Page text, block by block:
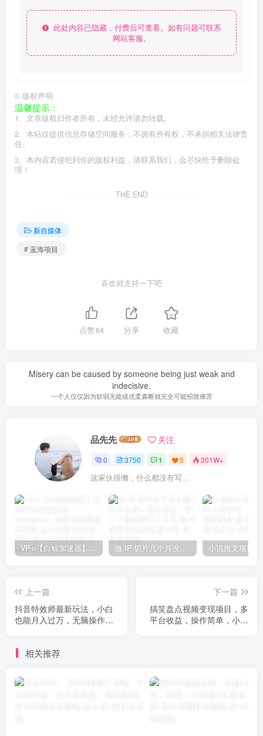
此处内容已隐藏，付费后可查看。如有问题可联系
网站客服。
© 版权声明
温馨提示：
1、文章版权归作者所有，未经允许请勿转载。
2、本站仅提供信息存储空间服务，不拥有所有权，不承担相关法律责
任。
3、本内容若侵犯到你的版权利益，请联系我们，会尽快给予删除处
理！
THE END
新自媒体
# 蓝海项目
喜欢就支持一下吧
点赞64 分享 收藏
Misery can be caused by someone being just weak and
indecisive.
一个人仅仅因为软弱无能或优柔寡断就完全可能招致痛苦
品先先 关注
0 3750 1 5 201W+
这家伙很懒，什么都没有写...
VP-n【白鲸加速器】在国内也能刷油管、Instagram，我送你无限免费流量 永久免费-知名技术官-品小先项目发源地 做 IP 切片几个月没赚到什么钱，蹭上热点，靠一个视频赚了二十万-品小先项目发源地
上一篇
抖音特效师最新玩法，小白
也能月入过万，无脑操作保
下一篇
搞笑盘点视频变现项目，多
平台收益，操作简单，小白
相关推荐